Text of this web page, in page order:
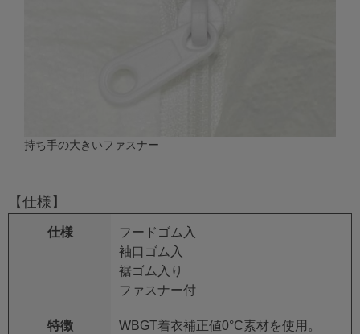
持ち手の大きいファスナー
【仕様】
仕様
フードゴム入
袖口ゴム入
裾ゴム入り
ファスナー付
特徴
WBGT着衣補正値0°C素材を使用。